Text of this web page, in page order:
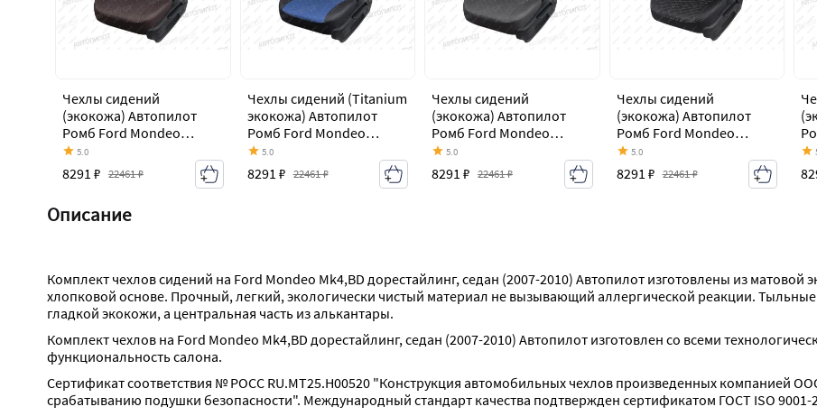
Чехлы сидений
(экокожа) Автопилот
Ромб Ford Mondeo
Mk4,BD дорестайлинг,
седан (2007-2010)
5.0
8291 ₽ 22461 ₽
Чехлы сидений (Titanium
экокожа) Автопилот
Ромб Ford Mondeo
Mk4,BD дорестайлинг,
седан (2007-2010)
5.0
8291 ₽ 22461 ₽
Чехлы сидений
(экокожа) Автопилот
Ромб Ford Mondeo
Mk4,BD дорестайлинг,
седан (2007-2010)
5.0
8291 ₽ 22461 ₽
Чехлы сидений
(экокожа) Автопилот
Ромб Ford Mondeo
Mk4,BD дорестайлинг,
седан (2007-2010)
5.0
8291 ₽ 22461 ₽
Описание
Комплект чехлов сидений на Ford Mondeo Mk4,BD дорестайлинг, седан (2007-2010) Автопилот изготовлены из
хлопковой основе. Прочный, легкий, экологически чистый материал не вызывающий аллергической реакции.
гладкой экокожи, а центральная часть из алькантары.
Комплект чехлов на Ford Mondeo Mk4,BD дорестайлинг, седан (2007-2010) Автопилот изготовлен со всеми
функциональность салона.
Сертификат соответствия № РОСС RU.МТ25.Н00520 "Конструкция автомобильных чехлов произведенных компанией
срабатыванию подушки безопасности". Международный стандарт качества подтвержден сертификатом ГОСТ ISO 9001-